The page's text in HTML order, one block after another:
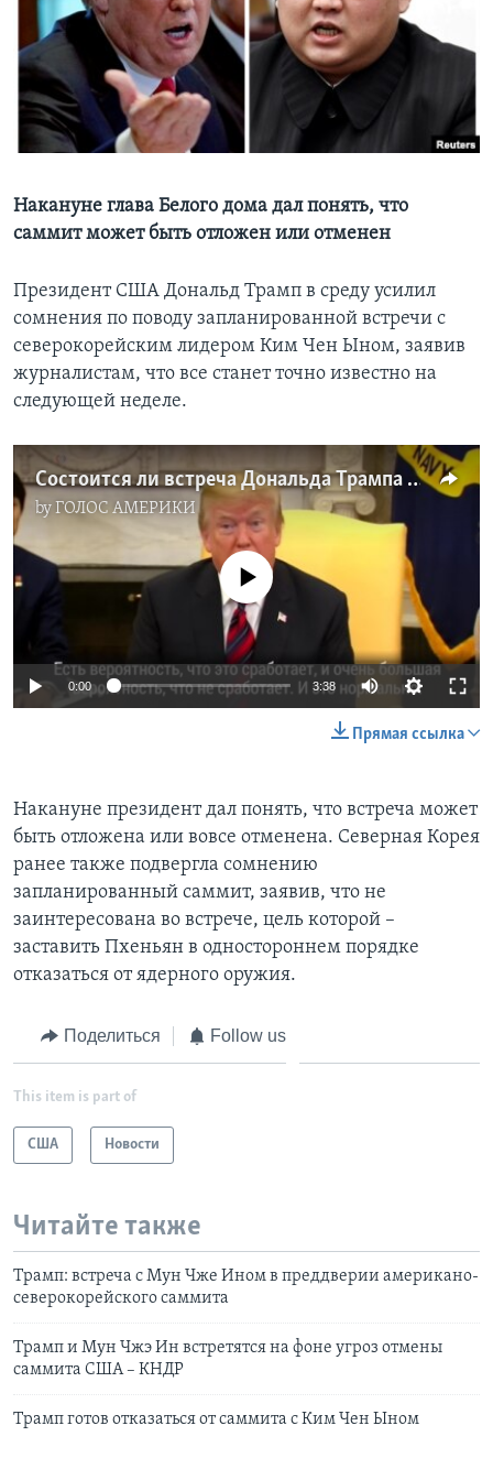
Learning English
СОЦИАЛЬНЫЕ СЕТИ
Языки
Накануне глава Белого дома дал понять, что
саммит может быть отложен или отменен
Президент США Дональд Трамп в среду усилил
сомнения по поводу запланированной встречи с
северокорейским лидером Ким Чен Ыном, заявив
журналистам, что все станет точно известно на
следующей неделе.
Состоится ли встреча Дональда Трампа и Ким Чен Ына?
byГОЛОС АМЕРИКИ
No media source currently available
0:00 3:38
Прямая ссылка
Накануне президент дал понять, что встреча может
быть отложена или вовсе отменена. Северная Корея
ранее также подвергла сомнению
запланированный саммит, заявив, что не
заинтересована во встрече, цель которой –
заставить Пхеньян в одностороннем порядке
отказаться от ядерного оружия.
Поделиться Follow us
This item is part of
США Новости
Читайте также
Трамп: встреча с Мун Чже Ином в преддверии американо-
северокорейского саммита
Трамп и Мун Чжэ Ин встретятся на фоне угроз отмены
саммита США – КНДР
Трамп готов отказаться от саммита с Ким Чен Ыном